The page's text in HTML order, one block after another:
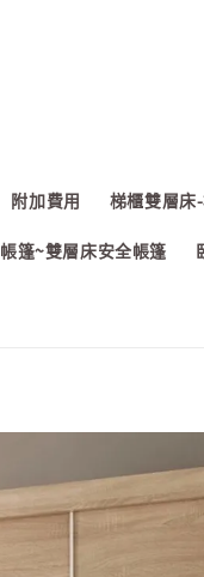
附加費用 梯櫃雙層床
帳篷~雙層床安全帳篷